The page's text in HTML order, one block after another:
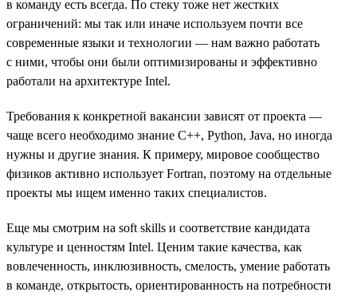
в команду есть всегда. По стеку тоже нет жестких
ограничений: мы так или иначе используем почти все
современные языки и технологии — нам важно работать
с ними, чтобы они были оптимизированы и эффективно
работали на архитектуре Intel.
Требования к конкретной вакансии зависят от проекта —
чаще всего необходимо знание С++, Python, Java, но иногда
нужны и другие знания. К примеру, мировое сообщество
физиков активно использует Fortran, поэтому на отдельные
проекты мы ищем именно таких специалистов.
Еще мы смотрим на soft skills и соответствие кандидата
культуре и ценностям Intel. Ценим такие качества, как
вовлеченность, инклюзивность, смелость, умение работать
в команде, открытость, ориентированность на потребности